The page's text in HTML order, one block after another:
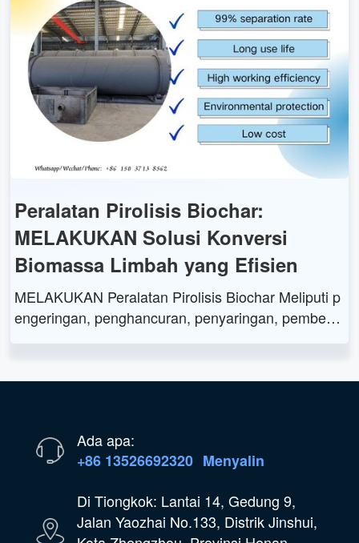
Peralatan Pirolisis Biochar:
MELAKUKAN Solusi Konversi
Biomassa Limbah yang Efisien
MELAKUKAN Peralatan Pirolisis Biochar Meliputi p
engeringan, penghancuran, penyaringan, pemberia
as. Menawarkan konversi biomassa limbah yang e
Ada apa:
+86 13526692320 Menyalin
Di Tiongkok: Lantai 14, Gedung 9,
Jalan Yaozhai No.133, Distrik Jinshui,